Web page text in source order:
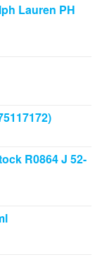
Lauren PH
R0864 J 52-